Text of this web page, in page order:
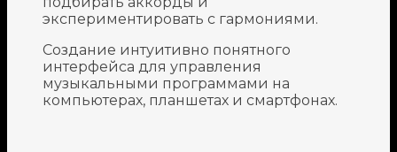
экспериментировать с гармониями.
Создание интуитивно понятного
интерфейса для управления
музыкальными программами на
компьютерах, планшетах и смартфонах.